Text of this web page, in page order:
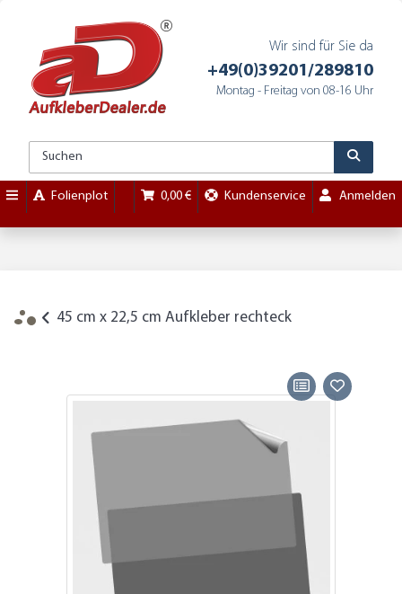
Wir sind für Sie da
+49(0)39201/289810
Montag - Freitag von 08-16 Uhr
Folienplot 0,00 € Kundenservice Anmelden
45 cm x 22,5 cm Aufkleber rechteck